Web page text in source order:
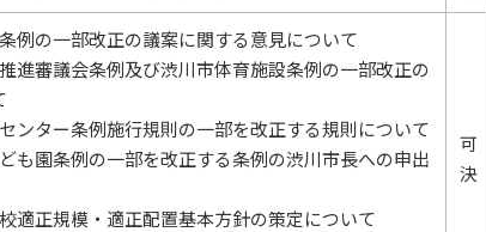
例の一部改正の議案に関する意見について
進審議会条例及び渋川市体育施設条例の一部改正の
ンター条例施行規則の一部を改正する規則について
も園条例の一部を改正する条例の渋川市長への申出
適正規模・適正配置基本方針の策定について
可
決